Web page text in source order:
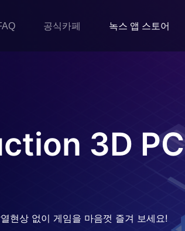
공식카페 녹스 앱 스토어
3D
현상 없이 게임을 마음껏 즐겨 보세요!